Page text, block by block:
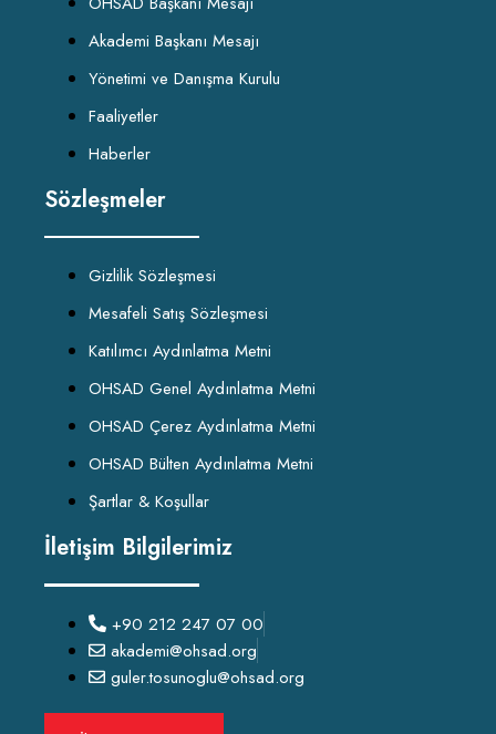
Akademi Başkanı Mesajı
Yönetimi ve Danışma Kurulu
Faaliyetler
Haberler
Sözleşmeler
Gizlilik Sözleşmesi
Mesafeli Satış Sözleşmesi
Katılımcı Aydınlatma Metni
OHSAD Genel Aydınlatma Metni
OHSAD Çerez Aydınlatma Metni
OHSAD Bülten Aydınlatma Metni
Şartlar & Koşullar
İletişim Bilgilerimiz
+90 212 247 07 00
akademi@ohsad.org
guler.tosunoglu@ohsad.org